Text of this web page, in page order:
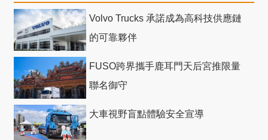
Volvo Trucks 承諾成為高科技供應鏈
的可靠夥伴
FUSO跨界攜手鹿耳門天后宮推限量
聯名御守
大車視野盲點體驗安全宣導